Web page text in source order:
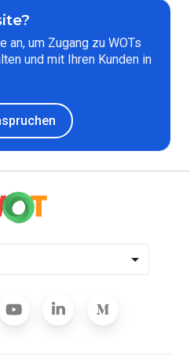
an, um Zugang zu WOTs
und mit Ihren Kunden in